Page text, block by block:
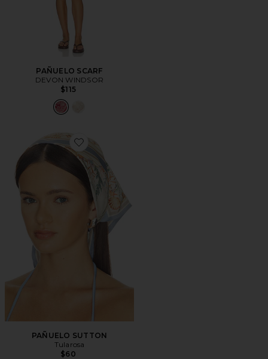
PAÑUELO SCARF
DEVON WINDSOR
$115
Favorite PAÑUELO SUTTON
PAÑUELO SUTTON
Tularosa
$60